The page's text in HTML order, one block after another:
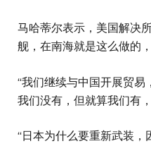
马哈蒂尔表示，美国解决
舰，在南海就是这么做的
“我们继续与中国开展贸
我们没有，但就算我们有
“日本为什么要重新武装